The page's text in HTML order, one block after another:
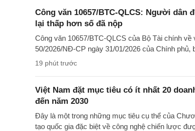
Công văn 10657/BTC-QLCS: Người
lại thấp hơn số đã nộp
Công văn 10657/BTC-QLCS của Bộ Tài chính
50/2026/NĐ-CP ngày 31/01/2026 của Chính phủ,
19 phút trước
Việt Nam đặt mục tiêu có ít nhất 20
đến năm 2030
Đây là một trong những mục tiêu cụ thể của
tạo quốc gia đặc biệt về công nghệ chiến lược